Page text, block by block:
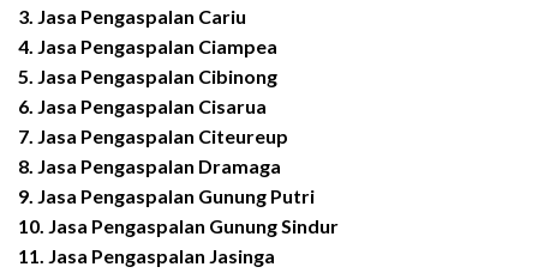
3. Jasa Pengaspalan Cariu
4. Jasa Pengaspalan Ciampea
5. Jasa Pengaspalan Cibinong
6. Jasa Pengaspalan Cisarua
7. Jasa Pengaspalan Citeureup
8. Jasa Pengaspalan Dramaga
9. Jasa Pengaspalan Gunung Putri
10. Jasa Pengaspalan Gunung Sindur
11. Jasa Pengaspalan Jasinga